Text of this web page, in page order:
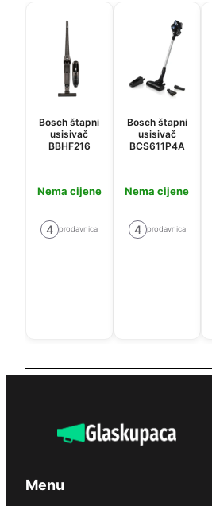
Bosch štapni
usisivač
BBHF216
Nema cijene
4 prodavnica
Bosch štapni
usisivač
BCS611P4A
Nema cijene
4 prodavnica
Menu